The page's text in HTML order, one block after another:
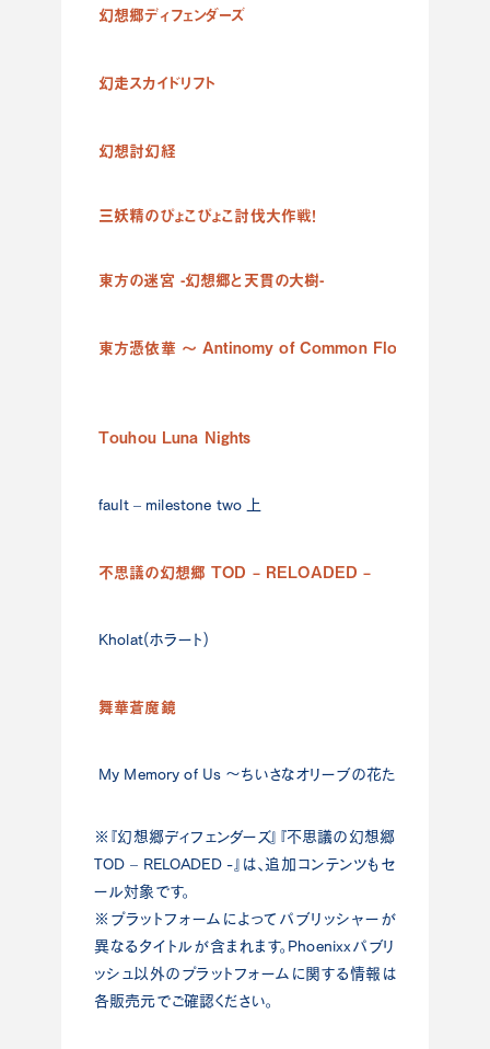
幻想郷ディフェンダーズ
幻走スカイドリフト
幻想討幻経
三妖精のぴょこぴょこ討伐大作戦！
東方の迷宮 -幻想郷と天貫の大樹-
東方憑依華 〜 Antinomy of Common Flowers.
Touhou Luna Nights
fault – milestone two 上
不思議の幻想郷 TOD – RELOADED –
Kholat(ホラート)
舞華蒼魔鏡
My Memory of Us ～ちいさなオリーブの花たち～
※『幻想郷ディフェンダーズ』『不思議の幻想郷
TOD – RELOADED -』は、追加コンテンツもセ
ール対象です。
※プラットフォームによってパブリッシャーが
異なるタイトルが含まれます。Phoenixxパブリ
ッシュ以外のプラットフォームに関する情報は
各販売元でご確認ください。